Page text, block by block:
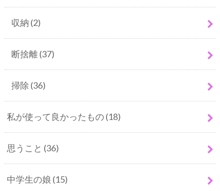
収納 (2)
断捨離(37)
掃除 (36)
私が使って良かったもの(18)
思うこと (36)
中学生の娘 (15)